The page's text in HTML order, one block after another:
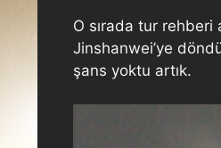
O sırada tur rehberi
Jinshanwei’ye
şans yoktu artık.